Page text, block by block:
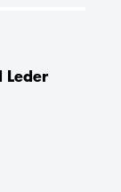
Leder